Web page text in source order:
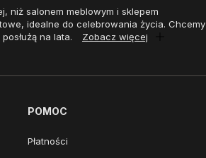
niż salonem meblowym i sklepem
idealne do celebrowania życia. Chcemy
na lata.
Zobacz więcej
POMOC
Płatności